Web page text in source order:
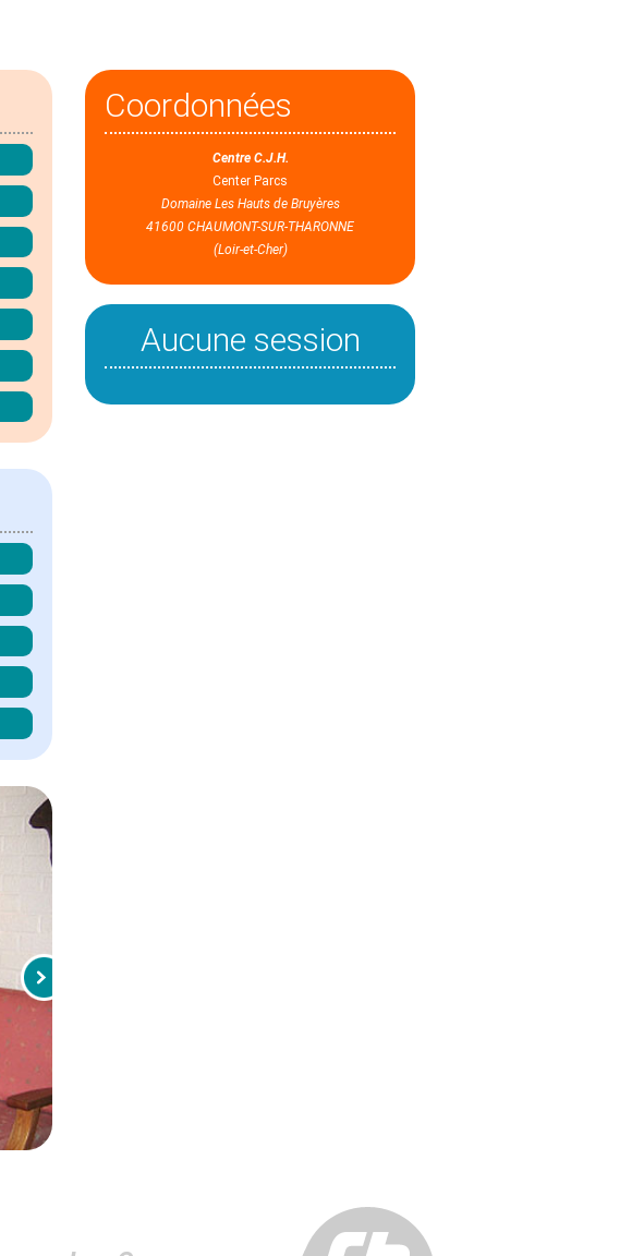
Coordonnées
Centre C.J.H.
Center Parcs
Domaine Les Hauts de Bruyères
41600 CHAUMONT-SUR-THARONNE
(Loir-et-Cher)
Aucune session